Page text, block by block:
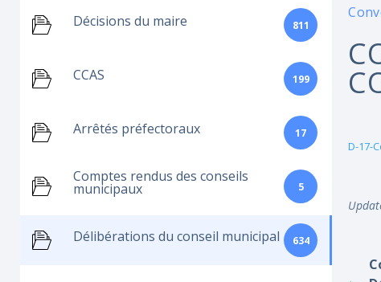
Décisions du maire 811
CCAS 199
Arrêtés préfectoraux 17
Comptes rendus des conseils
municipaux 5
Délibérations du conseil municipal 634
D-17-